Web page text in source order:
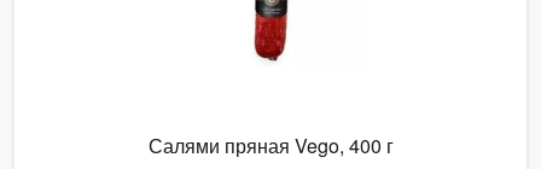
Салями пряная Vego, 400 г